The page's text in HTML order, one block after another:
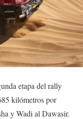
etapa del rally
kilómetros por
y Wadi al Dawasir.